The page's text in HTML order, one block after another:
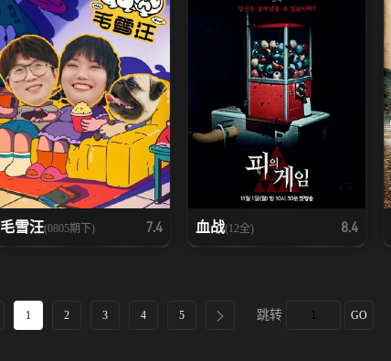
毛雪汪(0805期下) 7.4 血战(12全) 8.4
1 2 3 4 5 跳转 GO